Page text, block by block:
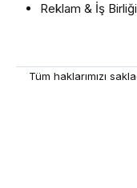
Reklam & İş Birliği
Tüm haklarımızı